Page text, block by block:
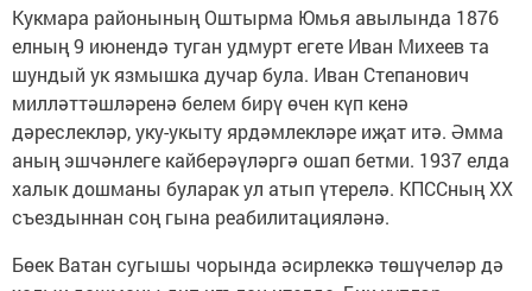
Кукмара районының Оштырма Юмья авылында 1876
елның 9 июнендә туган удмурт егете Иван Михеев та
шундый ук язмышка дучар була. Иван Степанович
милләттәшләренә белем бирү өчен күп кенә
дәреслекләр, уку-укыту ярдәмлекләре иҗат итә. Әмма
аның эшчәнлеге кайберәүләргә ошап бетми. 1937 елда
халык дошманы буларак ул атып үтерелә. КПССның ХХ
съездыннан соң гына ­реабилитацияләнә.
Бөек Ватан сугышы чорында әсирлеккә төшүчеләр дә